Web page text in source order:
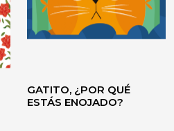
VOLVER A CREER
GATITO, ¿POR QUÉ
ESTÁS ENOJADO?